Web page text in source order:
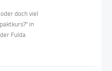
doch viel
in
Fulda